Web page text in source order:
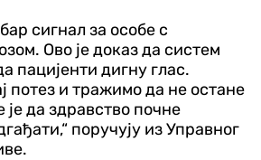
сигнал за особе с
Ово је доказ да систем
пацијенти дигну глас.
потез и тражимо да не остане
да здравство почне
поручују из Управног